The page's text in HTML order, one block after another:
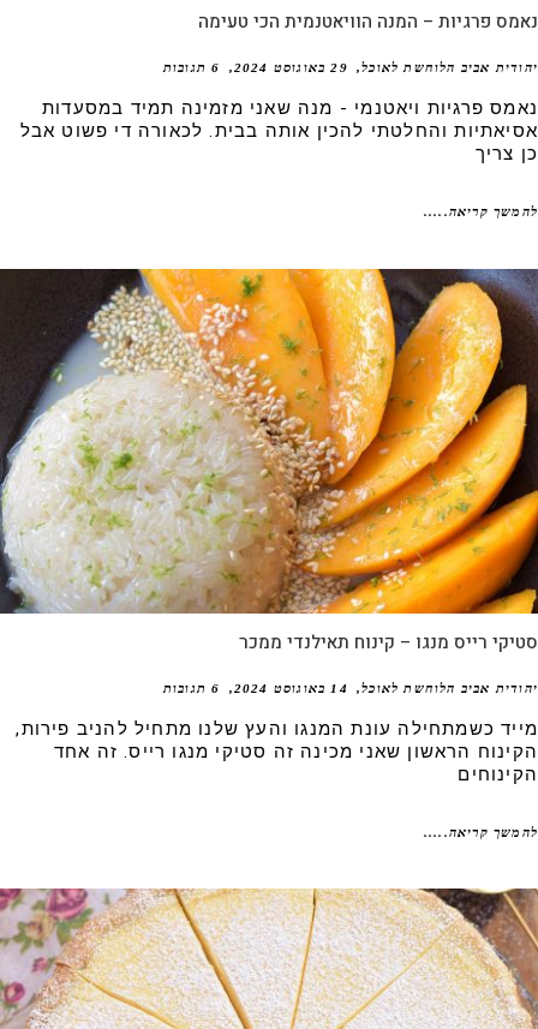
פרגיות – המנה הוויאטנמית הכי טעימה
אביב הלוחשת לאוכל 29 באוגוסט 2024 6 תגובות
פרגיות ויאטנמי - מנה שאני מזמינה תמיד במסעדות
והחלטתי להכין אותה בבית. לכאורה די פשוט אבל
צריך
קריאה.....
רייס מנגו – קינוח תאילנדי ממכר
אביב הלוחשת לאוכל 14 באוגוסט 2024 6 תגובות
כשמתחילה עונת המנגו והעץ שלנו מתחיל להניב פירות,
הראשון שאני מכינה זה סטיקי מנגו רייס. זה אחד
קריאה.....